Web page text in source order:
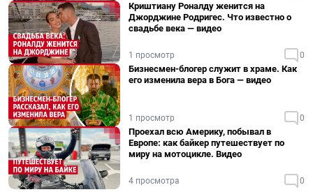
Криштиану Роналду женится на
Джорджине Родригес. Что известно о
свадьбе века — видео
1 просмотр 0
Бизнесмен-блогер служит в храме. Как
его изменила вера в Бога — видео
1 просмотр 0
Проехал всю Америку, побывал в
Европе: как байкер путешествует по
миру на мотоцикле. Видео
4 просмотра 0